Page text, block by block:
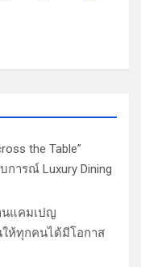
the Table”
ารณ์ Luxury Dining
นแคมเปญ
ให้ทุกคนได้มีโอกาส